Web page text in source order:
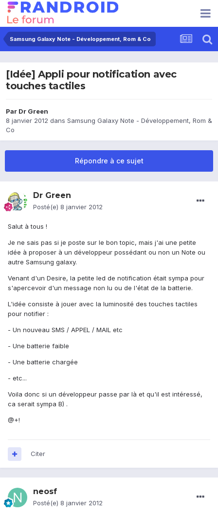
Samsung Galaxy Note - Développement, Rom & Co
[Idée] Appli pour notification avec
touches tactiles
Par Dr Green
8 janvier 2012 dans Samsung Galaxy Note - Développement, Rom &
Co
Répondre à ce sujet
Dr Green
Posté(e) 8 janvier 2012
Salut à tous !
Je ne sais pas si je poste sur le bon topic, mais j'ai une petite
idée à proposer à un développeur possédant ou non un Note ou
autre Samsung galaxy.
Venant d'un Desire, la petite led de notification était sympa pour
s'apercevoir d'un message non lu ou de l'état de la batterie.
L'idée consiste à jouer avec la luminosité des touches tactiles
pour notifier :
- Un nouveau SMS / APPEL / MAIL etc
- Une batterie faible
- Une batterie chargée
- etc...
Voila donc si un développeur passe par là et qu'il est intéressé,
ca serait sympa B) .
@+!
Citer
neosf
Posté(e) 8 janvier 2012